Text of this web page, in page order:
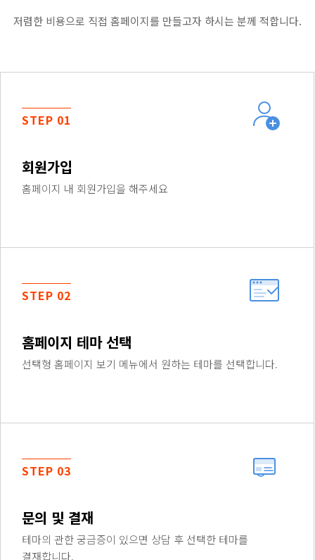
저렴한 비용으로 직접 홈페이지를 만들고자 하시는 분께 적합니다.
STEP 01
회원가입
홈페이지 내 회원가입을 해주세요
STEP 02
홈페이지 테마 선택
선택형 홈페이지 보기 메뉴에서 원하는 테마를 선택합니다.
STEP 03
문의 및 결재
테마의 관한 궁금증이 있으면 상담 후 선택한 테마를
결재합니다.